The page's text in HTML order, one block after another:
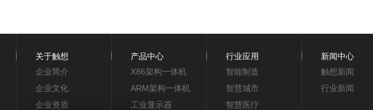
关于触想
企业简介
企业文化
企业资质
产品中心
X86架构一体机
ARM架构一体机
工业显示器
行业应用
智能制造
智慧城市
智慧医疗
新闻中心
触想新闻
行业新闻